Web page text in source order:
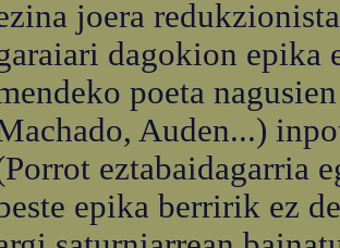
joera
dagokion epika
poeta
Auden...)
eztabaidagarria
epika berririk ez